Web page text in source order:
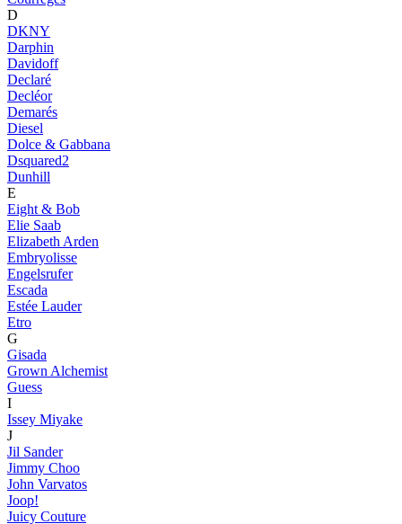
D
DKNY
Darphin
Davidoff
Declaré
Decléor
Demarés
Diesel
Dolce & Gabbana
Dsquared2
Dunhill
E
Eight & Bob
Elie Saab
Elizabeth Arden
Embryolisse
Engelsrufer
Escada
Estée Lauder
Etro
G
Gisada
Grown Alchemist
Guess
I
Issey Miyake
J
Jil Sander
Jimmy Choo
John Varvatos
Joop!
Juicy Couture